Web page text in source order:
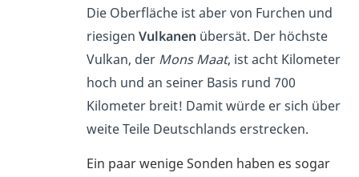
Die Oberfläche ist aber von Furchen und
riesigen Vulkanen übersät. Der höchste
Vulkan, der Mons Maat, ist acht Kilometer
hoch und an seiner Basis rund 700
Kilometer breit! Damit würde er sich über
weite Teile Deutschlands erstrecken.
Ein paar wenige Sonden haben es sogar